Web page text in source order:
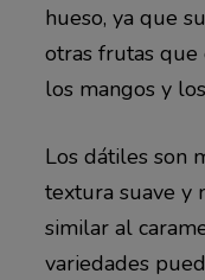
hueso, ya que
otras frutas que
los mangos y
Los dátiles son
textura suave y
similar al
variedades